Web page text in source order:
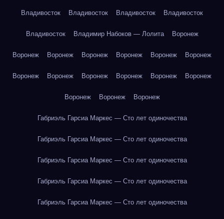
Владивосток Владивосток Владивосток Владивосток
Владивосток Владимир Набоков — Лолита Воронеж
Воронеж Воронеж Воронеж Воронеж Воронеж Воронеж
Воронеж Воронеж Воронеж Воронеж Воронеж Воронеж
Воронеж Воронеж Воронеж
Габриэль Гарсиа Маркес — Сто лет одиночества
Габриэль Гарсиа Маркес — Сто лет одиночества
Габриэль Гарсиа Маркес — Сто лет одиночества
Габриэль Гарсиа Маркес — Сто лет одиночества
Габриэль Гарсиа Маркес — Сто лет одиночества